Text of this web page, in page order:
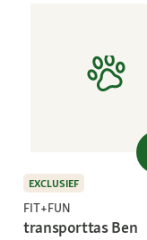
EXCLUSIEF
FIT+FUN
transporttas Ben